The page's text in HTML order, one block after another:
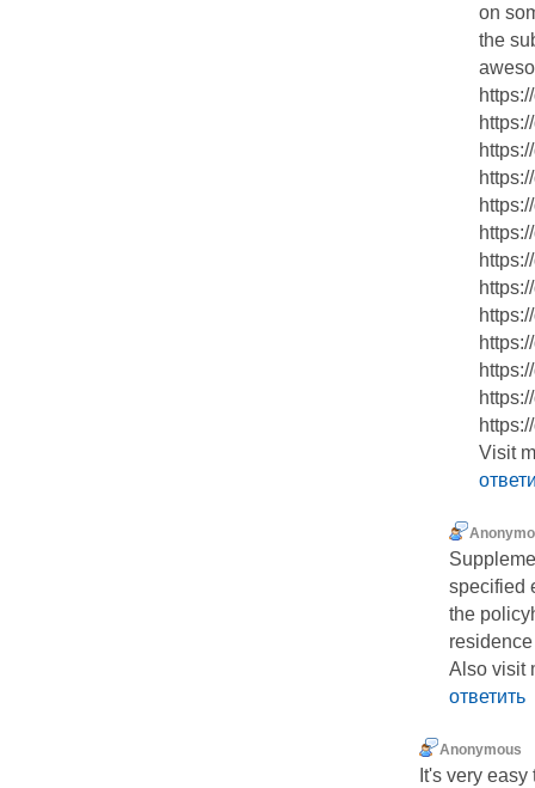
on
the
Visit
specified
the
Also visit
ответить
Anonymous
It's very